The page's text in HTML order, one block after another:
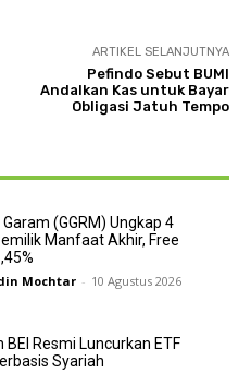
ARTIKEL SELANJUTNYA
Pefindo Sebut BUMI
Andalkan Kas untuk Bayar
Obligasi Jatuh Tempo
(GGRM) Ungkap 4
Manfaat Akhir, Free
Mochtar - 10 Agustus 2026
BEI Resmi Luncurkan ETF
Syariah